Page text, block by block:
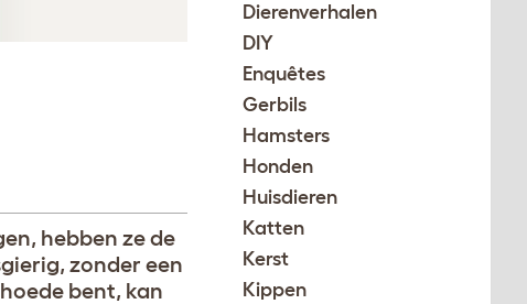
hebben ze de
zonder een
bent, kan
Dierenverhalen
DIY
Enquêtes
Gerbils
Hamsters
Honden
Huisdieren
Katten
Kerst
Kippen